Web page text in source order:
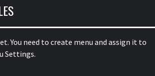
You need to create menu and assign it to
Settings.